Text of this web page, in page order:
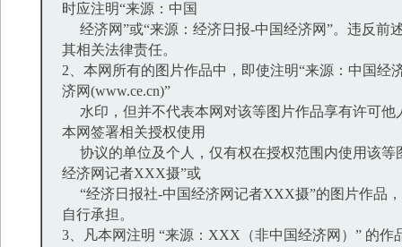
时应注明“来源：中国
经济网”或“来源：经济日报-中国经济网”。违反前
其相关法律责任。
2、本网所有的图片作品中，即使注明“来源：中国经
济网(www.ce.cn)”
水印，但并不代表本网对该等图片作品享有许可他
本网签署相关授权使用
协议的单位及个人，仅有权在授权范围内使用该等
经济网记者XXX摄”或
“经济日报社-中国经济网记者XXX摄”的图片作品
自行承担。
3、凡本网注明 “来源：XXX（非中国经济网）” 的作